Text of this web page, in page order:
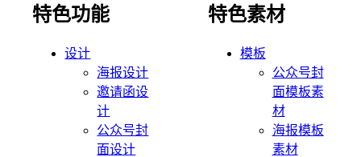
特色功能
设计
海报设计
邀请函设
计
公众号封
面设计
特色素材
模板
公众号封
面模板素
材
海报模板
素材